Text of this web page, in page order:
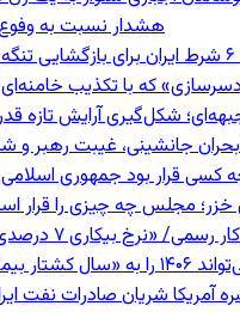
هشدار نسبت به وفوع
که با تکذیب خامنه‌ای
شکل‌گیری آرایش تازه
جانشینی، غیبت رهبر
کسی قرار بود جمهوری
مجلس چه چیزی را قرار
بیکاری ۷ درصدی» واقعی نیست
کند
آمریکا شریان صادرات نفت